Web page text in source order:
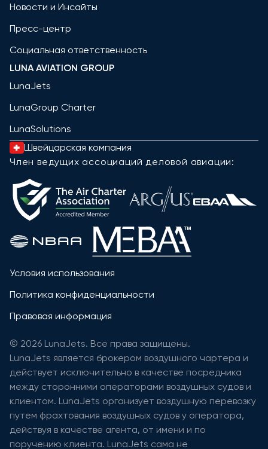
Новости и Инсайты
Пресс-центр
Социальная ответственность
LUNA AVIATION GROUP
LunaJets
LunaGroup Charter
LunaSolutions
Швейцарская компания
Член ведущих ассоциаций деловой авиации:
Условия использования
Политика конфиденциальности
Правовая информация
© 2026 LunaJets. Все права защищены.
LunaJets является брокером воздушного чартера и
действует исключительно в качестве посредника
между сторонними операторами воздушных судов и
клиентом. LunaJets организует воздушную перевозку
путем фрахтования воздушных судов у оператора,
действуя в качестве агента, от имени и по
поручению клиента. LunaJets сама не